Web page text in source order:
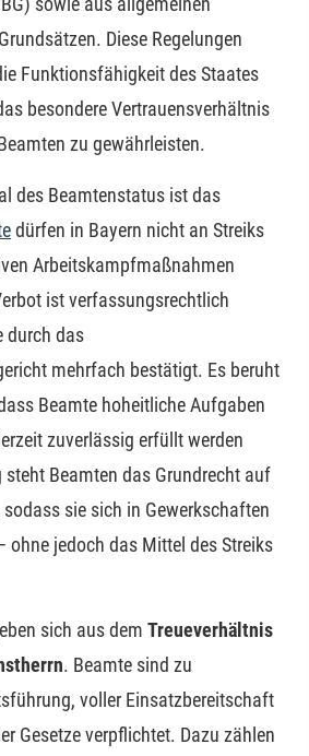
Diese Regelungen
Funktionsfähigkeit des Staates
besondere Vertrauensverhältnis
zu gewährleisten.
des Beamtenstatus ist das
dürfen in Bayern nicht an Streiks
Arbeitskampfmaßnahmen
ist verfassungsrechtlich
durch das
mehrfach bestätigt. Es beruht
Beamte hoheitliche Aufgaben
zuverlässig erfüllt werden
Beamten das Grundrecht auf
sie sich in Gewerkschaften
ohne jedoch das Mittel des Streiks
sich aus dem Treueverhältnis
. Beamte sind zu
voller Einsatzbereitschaft
Gesetze verpflichtet. Dazu zählen